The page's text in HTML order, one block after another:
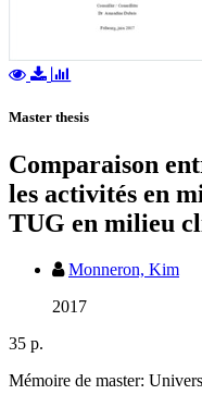
Master thesis
Comparaison
les activités en
TUG en milieu
Monneron, Kim
2017
35 p.
Mémoire de master: